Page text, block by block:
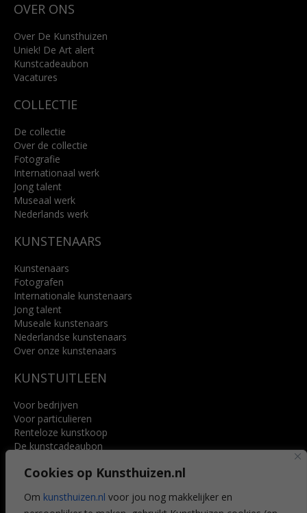
Cookies op Kunsthuizen.nl
Om kunsthuizen.nl voor jou nog makkelijker en
4818 SB Breda
info@kunsthuisbreda.nl
Lees meer
OVER ONS
Over De Kunsthuizen
Uniek! De Art alert
Kunstcadeaubon
Vacatures
COLLECTIE
De collectie
Over de collectie
Fotografie
Internationaal werk
Jong talent
Museaal werk
Nederlands werk
KUNSTENAARS
Kunstenaars
Fotografen
Internationale kunstenaars
Jong talent
Museale kunstenaars
Nederlandse kunstenaars
Over onze kunstenaars
KUNSTUITLEEN
Voor bedrijven
Voor particulieren
Renteloze kunstkoop
De kunstcadeaubon
Voordelen
Veelgestelde vragen